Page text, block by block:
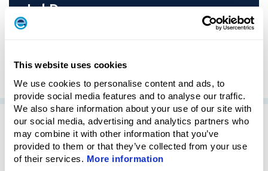
This website uses cookies
We use cookies to personalise content and ads, to
provide social media features and to analyse our traffic.
We also share information about your use of our site with
our social media, advertising and analytics partners who
may combine it with other information that you’ve
provided to them or that they’ve collected from your use
of their services. More information
LabDays
Visit us in booth N 53 Element Metech at LabDays...
KUNDCASE